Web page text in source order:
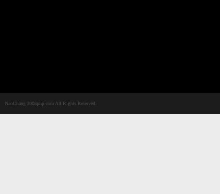
NanChang 2008php.com All Rights Reserved.